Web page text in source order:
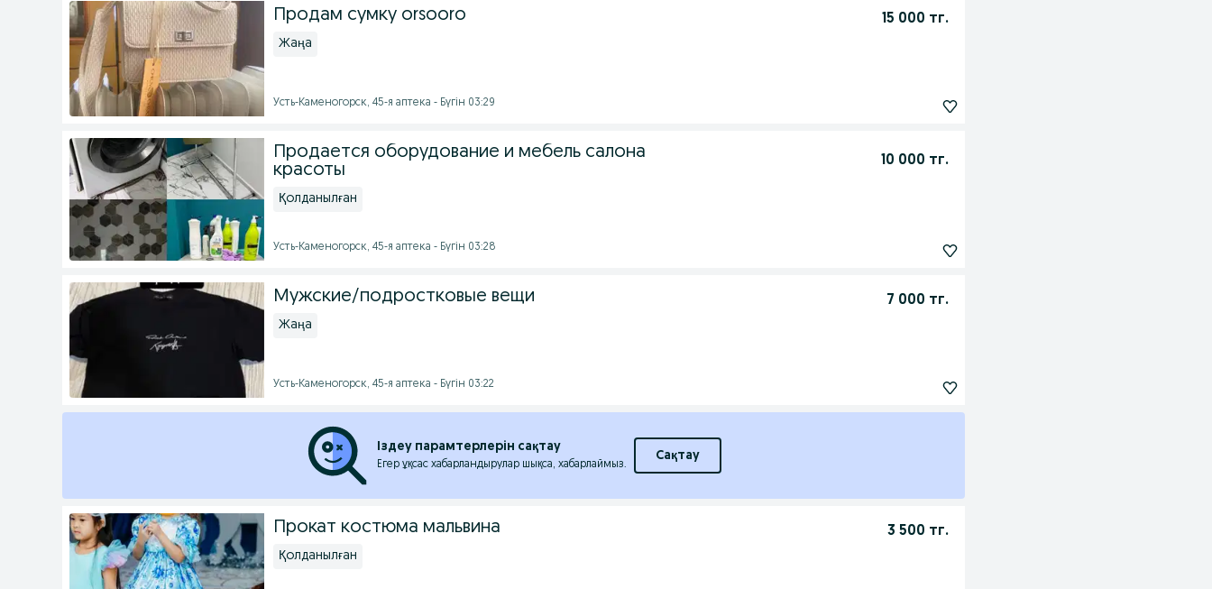
Продам сумку orsooro 15 000 тг.
Жаңа
Усть-Каменогорск, 45-я аптека - Бүгін 03:29
Продается оборудование и мебель салона
красоты
10 000 тг.
Қолданылған
Усть-Каменогорск, 45-я аптека - Бүгін 03:28
Мужские/подростковые вещи 7 000 тг.
Жаңа
Усть-Каменогорск, 45-я аптека - Бүгін 03:22
Іздеу парамтерлерін сақтау
Егер ұқсас хабарландырулар шықса, хабарлаймыз.
Сақтау
Прокат костюма мальвина 3 500 тг.
Қолданылған